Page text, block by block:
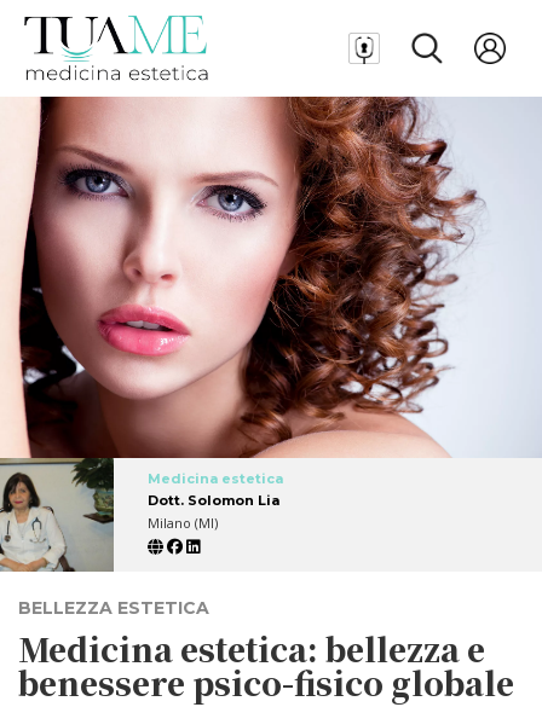
Medicina estetica
Dott. Solomon Lia
Milano (MI)
BELLEZZA ESTETICA
Medicina estetica: bellezza e
benessere psico-fisico globale